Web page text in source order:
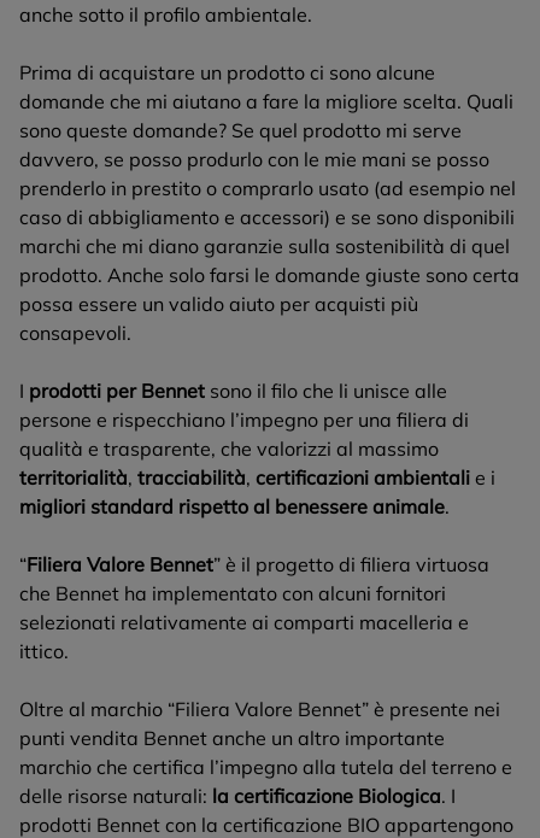
anche sotto il profilo ambientale.
Prima di acquistare un prodotto ci sono alcune
domande che mi aiutano a fare la migliore scelta. Quali
sono queste domande? Se quel prodotto mi serve
davvero, se posso produrlo con le mie mani se posso
prenderlo in prestito o comprarlo usato (ad esempio nel
caso di abbigliamento e accessori) e se sono disponibili
marchi che mi diano garanzie sulla sostenibilità di quel
prodotto. Anche solo farsi le domande giuste sono certa
possa essere un valido aiuto per acquisti più
consapevoli.
I prodotti per Bennet sono il filo che li unisce alle
persone e rispecchiano l’impegno per una filiera di
qualità e trasparente, che valorizzi al massimo
territorialità, tracciabilità, certificazioni ambientali e i
migliori standard rispetto al benessere animale.
“Filiera Valore Bennet” è il progetto di filiera virtuosa
che Bennet ha implementato con alcuni fornitori
selezionati relativamente ai comparti macelleria e
ittico.
Oltre al marchio “Filiera Valore Bennet” è presente nei
punti vendita Bennet anche un altro importante
marchio che certifica l’impegno alla tutela del terreno e
delle risorse naturali: la certificazione Biologica. I
prodotti Bennet con la certificazione BIO appartengono